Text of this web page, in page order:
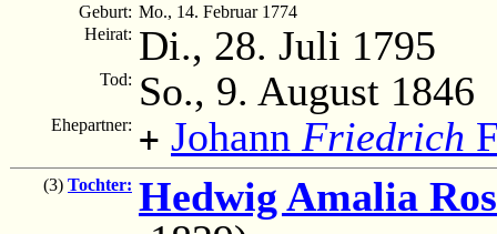
Geburt: Mo., 14. Februar 1774
Heirat: Di., 28. Juli 1795
Tod: So., 9. August 1846
Ehepartner: + Johann Friedrich
(3) Tochter: Hedwig Amalia